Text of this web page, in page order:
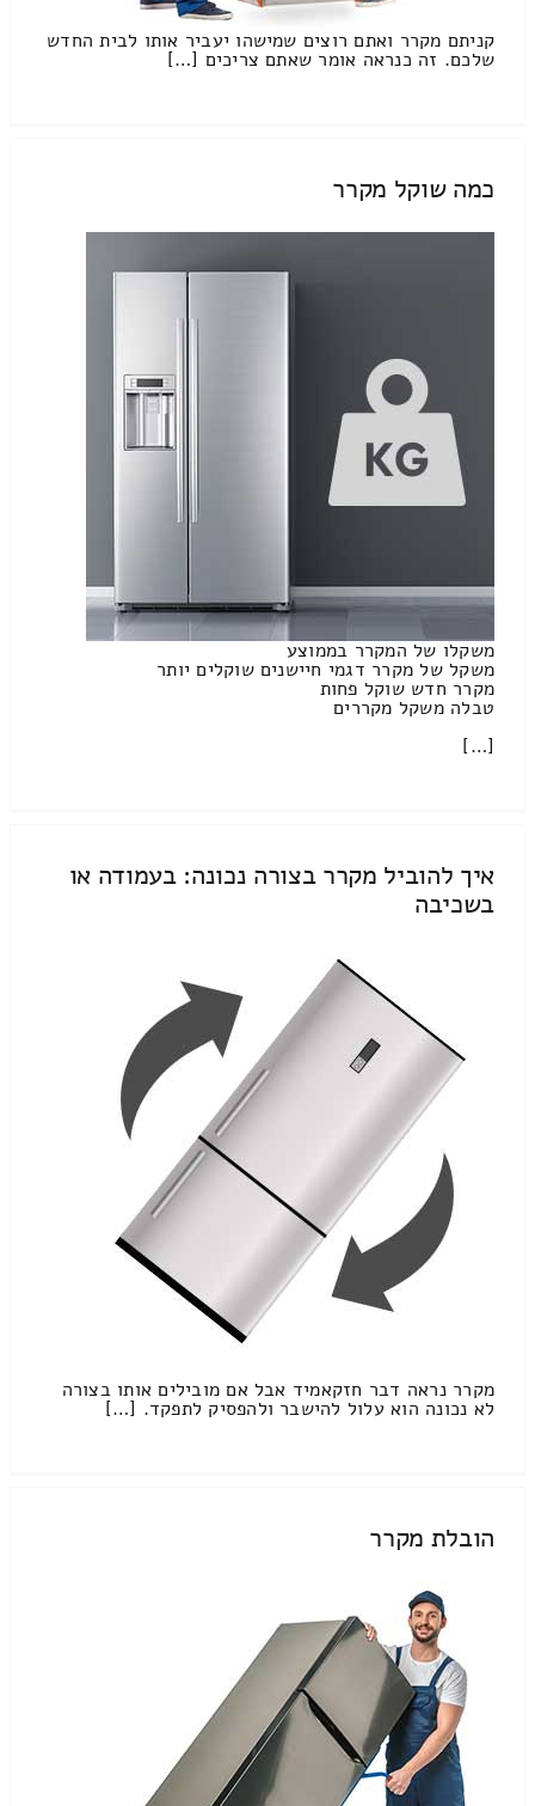
קניתם מקרר ואתם רוצים שמישהו יעביר אותו לבית החדש
שלכם. זה כנראה אומר שאתם צריכים […]
כמה שוקל מקרר
משקלו של המקרר בממוצע
משקל של מקרר דגמי חיישנים שוקלים יותר
מקרר חדש שוקל פחות
טבלה משקל מקררים
[…]
איך להוביל מקרר בצורה נכונה: בעמודה או
בשכיבה
מקרר נראה דבר חזקאמיד אבל אם מובילים אותו בצורה
לא נכונה הוא עלול להישבר ולהפסיק לתפקד. […]
הובלת מקרר